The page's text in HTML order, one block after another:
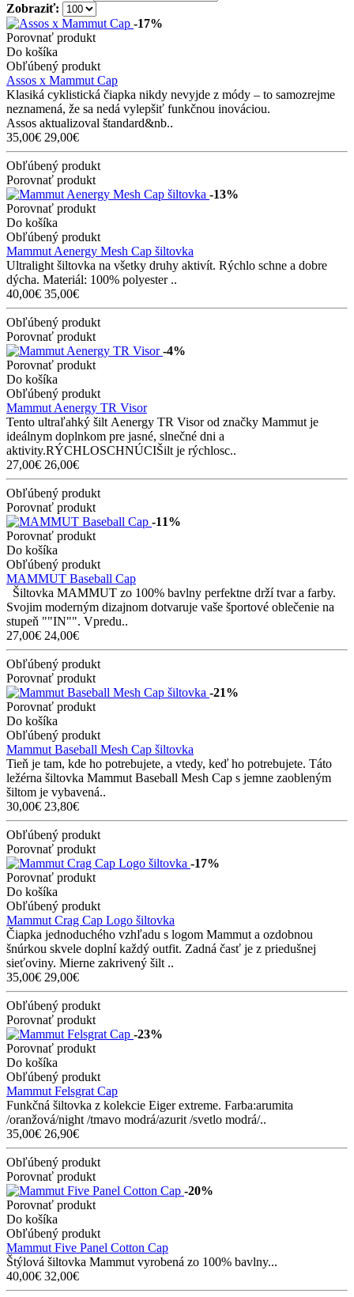
Zobraziť:
-17%
Porovnať produkt
Do košíka
Obľúbený produkt
Assos x Mammut Cap
Klasiká cyklistická čiapka nikdy nevyjde z módy – to samozrejme
neznamená, že sa nedá vylepšiť funkčnou inováciou.
Assos aktualizoval štandard&nb..
35,00€ 29,00€
Obľúbený produkt
Porovnať produkt
-13%
Porovnať produkt
Do košíka
Obľúbený produkt
Mammut Aenergy Mesh Cap šiltovka
Ultralight šiltovka na všetky druhy aktivít. Rýchlo schne a dobre
dýcha. Materiál: 100% polyester ..
40,00€ 35,00€
Obľúbený produkt
Porovnať produkt
-4%
Porovnať produkt
Do košíka
Obľúbený produkt
Mammut Aenergy TR Visor
Tento ultraľahký šilt Aenergy TR Visor od značky Mammut je
ideálnym doplnkom pre jasné, slnečné dni a
aktivity.RÝCHLOSCHNÚCIŠilt je rýchlosc..
27,00€ 26,00€
Obľúbený produkt
Porovnať produkt
-11%
Porovnať produkt
Do košíka
Obľúbený produkt
MAMMUT Baseball Cap
Šiltovka MAMMUT zo 100% bavlny perfektne drží tvar a farby.
Svojim moderným dizajnom dotvaruje vaše športové oblečenie na
stupeň ""IN"". Vpredu..
27,00€ 24,00€
Obľúbený produkt
Porovnať produkt
-21%
Porovnať produkt
Do košíka
Obľúbený produkt
Mammut Baseball Mesh Cap šiltovka
Tieň je tam, kde ho potrebujete, a vtedy, keď ho potrebujete. Táto
ležérna šiltovka Mammut Baseball Mesh Cap s jemne zaobleným
šiltom je vybavená..
30,00€ 23,80€
Obľúbený produkt
Porovnať produkt
-17%
Porovnať produkt
Do košíka
Obľúbený produkt
Mammut Crag Cap Logo šiltovka
Čiapka jednoduchého vzhľadu s logom Mammut a ozdobnou
šnúrkou skvele doplní každý outfit. Zadná časť je z priedušnej
sieťoviny. Mierne zakrivený šilt ..
35,00€ 29,00€
Obľúbený produkt
Porovnať produkt
-23%
Porovnať produkt
Do košíka
Obľúbený produkt
Mammut Felsgrat Cap
Funkčná šiltovka z kolekcie Eiger extreme. Farba:arumita
/oranžová/night /tmavo modrá/azurit /svetlo modrá/..
35,00€ 26,90€
Obľúbený produkt
Porovnať produkt
-20%
Porovnať produkt
Do košíka
Obľúbený produkt
Mammut Five Panel Cotton Cap
Štýlová šiltovka Mammut vyrobená zo 100% bavlny...
40,00€ 32,00€